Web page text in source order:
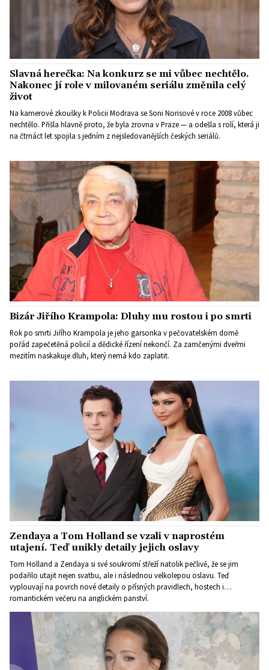
Slavná herečka: Na konkurz se mi vůbec nechtělo.
Nakonec jí role v milovaném seriálu změnila celý
život
Na kamerové zkoušky k Policii Modrava se Soni Norisové v roce 2008 vůbec
nechtělo. Přišla hlavně proto, že byla zrovna v Praze — a odešla s rolí, která ji
na čtrnáct let spojila s jedním z nejsledovanějších českých seriálů.
Bizár Jiřího Krampola: Dluhy mu rostou i po smrti
Rok po smrti Jiřího Krampola je jeho garsonka v pečovatelském domě
pořád zapečetěná policií a dědické řízení nekončí. Za zamčenými dveřmi
mezitím naskakuje dluh, který nemá kdo zaplatit.
Zendaya a Tom Holland se vzali v naprostém
utajení. Teď unikly detaily jejich oslavy
Tom Holland a Zendaya si své soukromí střeží natolik pečlivě, že se jim
podařilo utajit nejen svatbu, ale i následnou velkolepou oslavu. Teď
vyplouvají na povrch nové detaily o přísných pravidlech, hostech i
romantickém večeru na anglickém panství.